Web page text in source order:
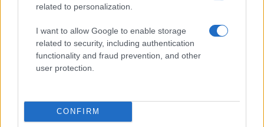
related to personalization.
I want to allow Google to enable storage
related to security, including authentication
functionality and fraud prevention, and other
user protection.
CONFIRM
Számos népszerű Samsung Galaxy készülék kimarad a One
UI 9 frissítésből – itt a lista az érintett modellekről
Az Android rejtett automatizmusai: hat funkció, amely